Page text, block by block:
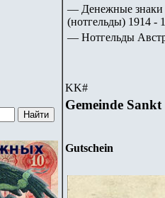
— Денежные знаки
(нотгельды) 1914 -
— Нотгельды
KK#
Gemeinde
Gutschein